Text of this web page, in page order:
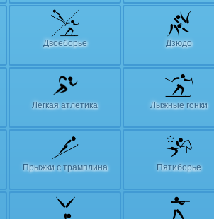
Двоеборье Дзюдо
Легкая атлетика Лыжные гонки
Прыжки с трамплина Пятиборье